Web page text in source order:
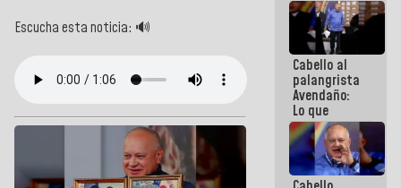
Escucha esta noticia: 🔊
Cabello al
palangrista
Avendaño:
Lo que
vayas a
escribir
hazlo hoy
por que no